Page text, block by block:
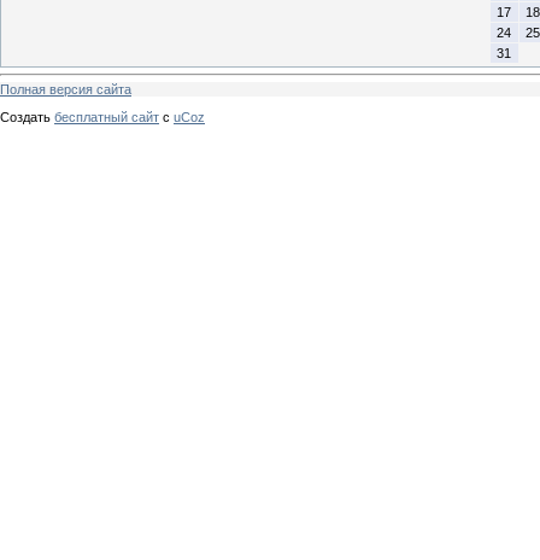
17
18
24
25
31
Полная версия сайта
Создать бесплатный сайт с uCoz